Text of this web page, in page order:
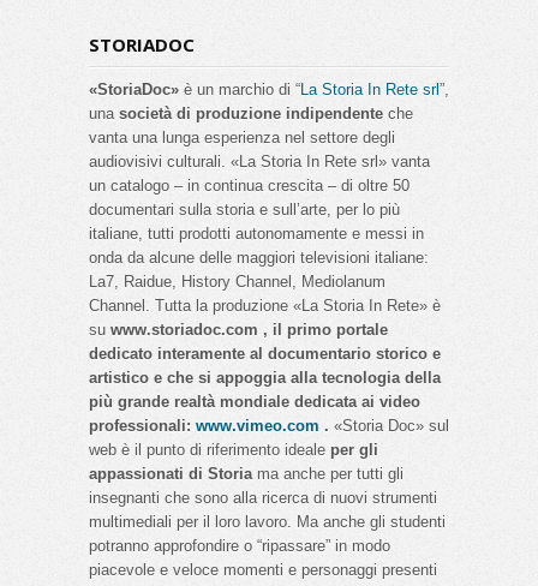
STORIADOC
«StoriaDoc» è un marchio di “La Storia In Rete srl”,
una società di produzione indipendente che
vanta una lunga esperienza nel settore degli
audiovisivi culturali. «La Storia In Rete srl» vanta
un catalogo – in continua crescita – di oltre 50
documentari sulla storia e sull’arte, per lo più
italiane, tutti prodotti autonomamente e messi in
onda da alcune delle maggiori televisioni italiane:
La7, Raidue, History Channel, Mediolanum
Channel. Tutta la produzione «La Storia In Rete» è
su www.storiadoc.com , il primo portale
dedicato interamente al documentario storico e
artistico e che si appoggia alla tecnologia della
più grande realtà mondiale dedicata ai video
professionali: www.vimeo.com . «Storia Doc» sul
web è il punto di riferimento ideale per gli
appassionati di Storiama anche per tutti gli
insegnanti che sono alla ricerca di nuovi strumenti
multimediali per il loro lavoro. Ma anche gli studenti
potranno approfondire o “ripassare” in modo
piacevole e veloce momenti e personaggi presenti